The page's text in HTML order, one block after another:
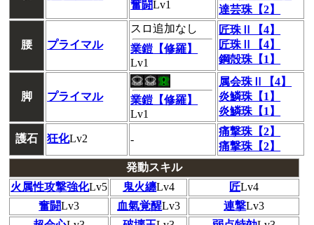
奮闘Lv1
達芸珠【2】
腰 プライマル
スロ追加なし
業鎧【修羅】
Lv1
匠珠Ⅱ【4】
匠珠Ⅱ【4】
鋼殻珠【1】
脚 プライマル
業鎧【修羅】
Lv1
属会珠Ⅱ【4】
炎鱗珠【1】
炎鱗珠【1】
護石 狂化Lv2 -
痛撃珠【2】
痛撃珠【2】
発動スキル
火属性攻撃強化Lv5 鬼火纏Lv4 匠Lv4
奮闘Lv3 血氣覚醒Lv3 連撃Lv3